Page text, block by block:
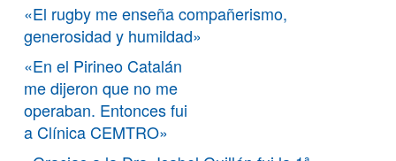
«El rugby me enseña compañerismo,
generosidad y humildad»
«En el Pirineo Catalán
me dijeron que no me
operaban. Entonces fui
a Clínica CEMTRO»